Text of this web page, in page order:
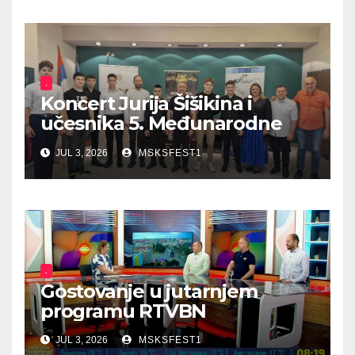
.
Koncert Jurija Šišikina i
učesnika 5. Međunarodne
ljetne škole harmonike
JUL 3, 2026 MSKSFEST1
.
Gostovanje u jutarnjem
programu RTVBN
JUL 3, 2026 MSKSFEST1